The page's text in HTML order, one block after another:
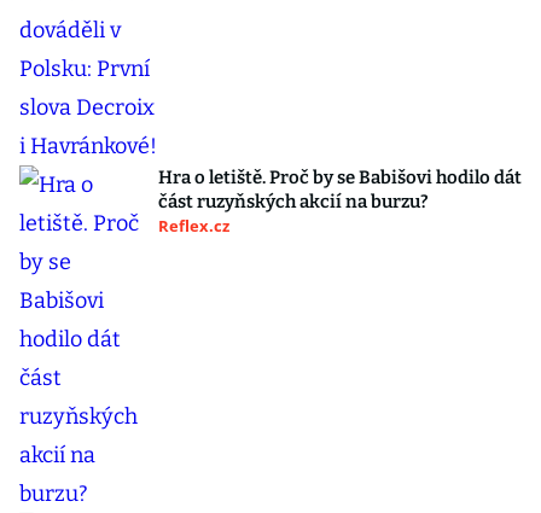
Hra o letiště. Proč by se Babišovi hodilo dát
část ruzyňských akcií na burzu?
Reflex.cz